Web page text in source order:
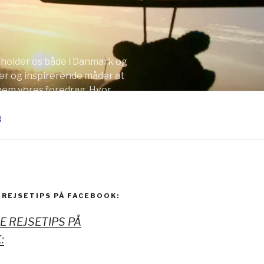
os både i Danmark og
og inspirerende måder at
vores foredrag. Hvor
PÅ FACEBOOK:
REJSETIPS PÅ